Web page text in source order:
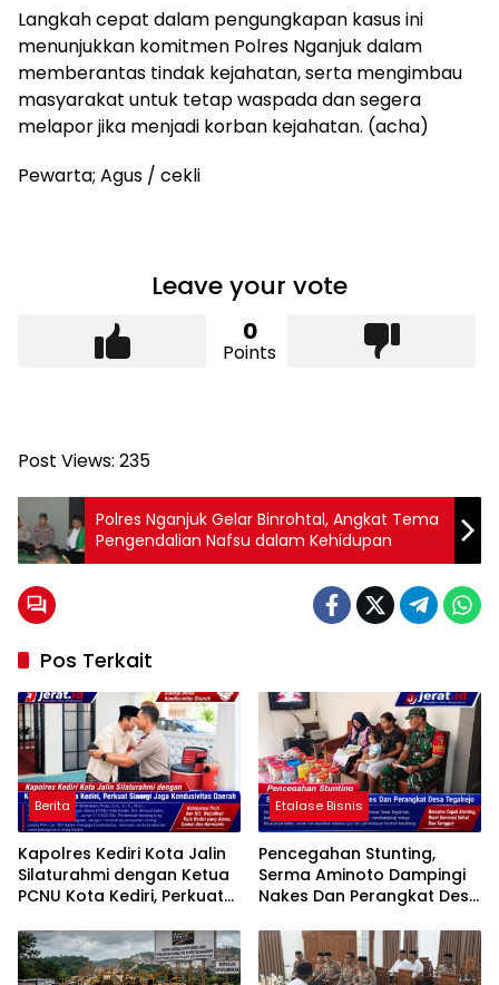
Langkah cepat dalam pengungkapan kasus ini
menunjukkan komitmen Polres Nganjuk dalam
memberantas tindak kejahatan, serta mengimbau
masyarakat untuk tetap waspada dan segera
melapor jika menjadi korban kejahatan. (acha)
Pewarta; Agus / cekli
Leave your vote
0
Points
Post Views: 235
Polres Nganjuk Gelar Binrohtal, Angkat Tema
Pengendalian Nafsu dalam Kehidupan
Pos Terkait
Berita
Kapolres Kediri Kota Jalin
Silaturahmi dengan Ketua
PCNU Kota Kediri, Perkuat
Daerah
Etalase Bisnis
Pencegahan Stunting,
Serma Aminoto Dampingi
Nakes Dan Perangkat Desa